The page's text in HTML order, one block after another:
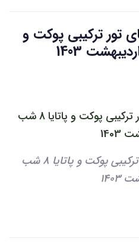
ترکیبی پوکت و
قیمت ها و هتل های تور ترکیبی پوکت و پاتایا 8 شب
1403